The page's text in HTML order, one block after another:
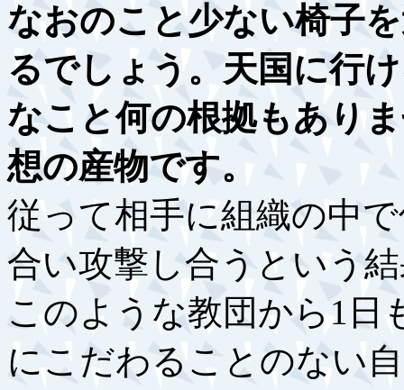
なおのこと少ない椅子
るでしょう。天国に行
なこと何の根拠もあり
想の産物です。
従って相手に組織の中
合い攻撃し合うという
このような教団から1日
にこだわることのない